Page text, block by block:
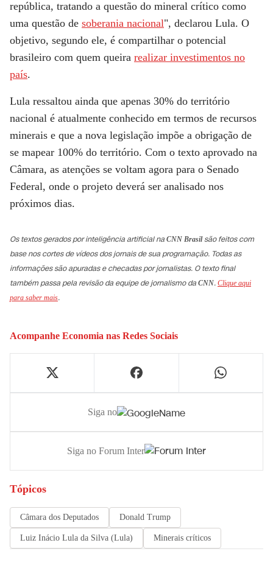
república, tratando a questão do mineral crítico como
uma questão de soberania nacional", declarou Lula. O
objetivo, segundo ele, é compartilhar o potencial
brasileiro com quem queira realizar investimentos no
país.
Lula ressaltou ainda que apenas 30% do território
nacional é atualmente conhecido em termos de recursos
minerais e que a nova legislação impõe a obrigação de
se mapear 100% do território. Com o texto aprovado na
Câmara, as atenções se voltam agora para o Senado
Federal, onde o projeto deverá ser analisado nos
próximos dias.
Os textos gerados por inteligência artificial na CNN Brasilsão feitos com
base nos cortes de vídeos dos jornais de sua programação. Todas as
informações são apuradas e checadas por jornalistas. O texto final
também passa pela revisão da equipe de jornalismo da CNN. Clique aqui
para saber mais.
Acompanhe Economia nas Redes Sociais
Siga no
Siga no Forum Inter
Tópicos
Câmara dos Deputados Donald Trump
Luiz Inácio Lula da Silva (Lula) Minerais críticos